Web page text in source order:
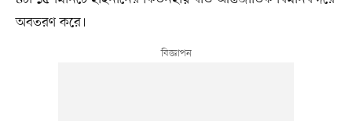
অবতরণ করে।